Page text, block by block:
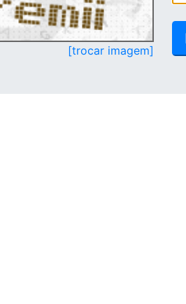
[trocar imagem]